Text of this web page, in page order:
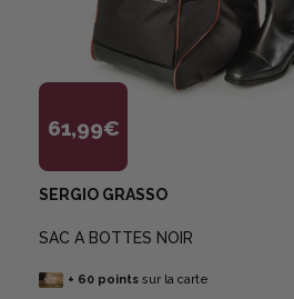
61,99€
SERGIO GRASSO
SAC A BOTTES NOIR
+ 60 points sur la carte